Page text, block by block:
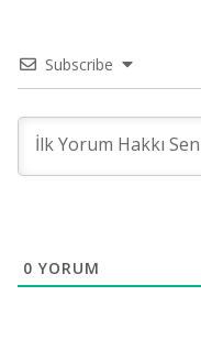
Subscribe
0 YORUM